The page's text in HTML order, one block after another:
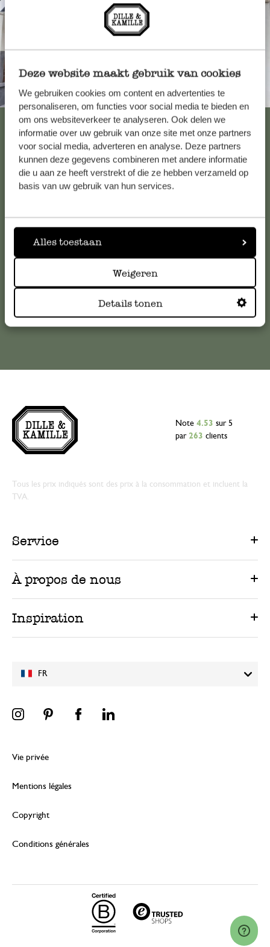
Deze website maakt gebruik van cookies
We gebruiken cookies om content en advertenties te
personaliseren, om functies voor social media te bieden en
om ons websiteverkeer te analyseren. Ook delen we
informatie over uw gebruik van onze site met onze partners
voor social media, adverteren en analyse. Deze partners
kunnen deze gegevens combineren met andere informatie
die u aan ze heeft verstrekt of die ze hebben verzameld op
basis van uw gebruik van hun services.
Alles toestaan
Weigeren
Details tonen
Toujours à proximité
Voir les 62 magasins
Service clientèle
veuillez contacter notre service clientèle. Ou retrouvez ici
serviceclientele@dille-kamille.com
FR
Note 4.53 sur 5
par 263 clients
Tous les prix indiqués sont des prix à la consommation et incluent la
TVA.
Service
À propos de nous
Inspiration
Vie privée
Mentions légales
Copyright
Conditions générales